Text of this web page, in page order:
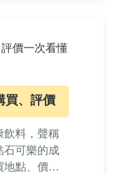
買、評價
飲料，聲稱
石可樂的成
地點、價格